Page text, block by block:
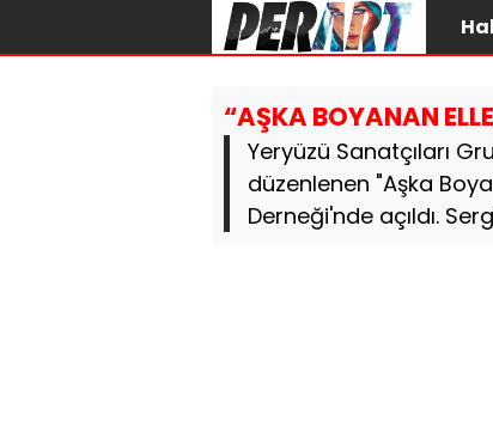
“AŞKA BOYANAN
Yeryüzü Sanatçıları
düzenlenen "Aşka
Derneği'nde açıldı.